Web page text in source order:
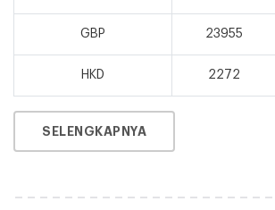
GBP 23955
HKD 2272
SELENGKAPNYA